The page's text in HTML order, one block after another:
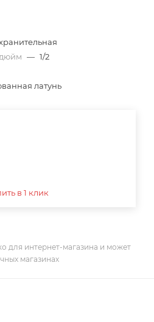
— 1/2
латунь
в 1 клик
для интернет-магазина и может
магазинах